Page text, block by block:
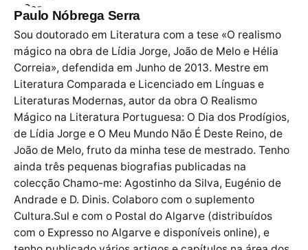
Paulo Nóbrega Serra
Sou doutorado em Literatura com a tese «O realismo
mágico na obra de Lídia Jorge, João de Melo e Hélia
Correia», defendida em Junho de 2013. Mestre em
Literatura Comparada e Licenciado em Línguas e
Literaturas Modernas, autor da obra O Realismo
Mágico na Literatura Portuguesa: O Dia dos Prodígios,
de Lídia Jorge e O Meu Mundo Não É Deste Reino, de
João de Melo, fruto da minha tese de mestrado. Tenho
ainda três pequenas biografias publicadas na
colecção Chamo-me: Agostinho da Silva, Eugénio de
Andrade e D. Dinis. Colaboro com o suplemento
Cultura.Sul e com o Postal do Algarve (distribuídos
com o Expresso no Algarve e disponíveis online), e